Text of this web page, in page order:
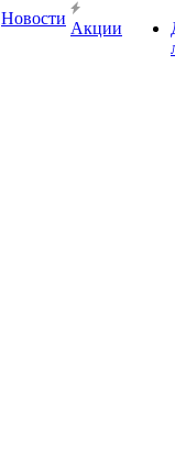
Новости
Акции